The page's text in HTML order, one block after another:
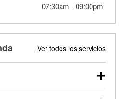
07:30am -09:00pm
Ver todos los servicios